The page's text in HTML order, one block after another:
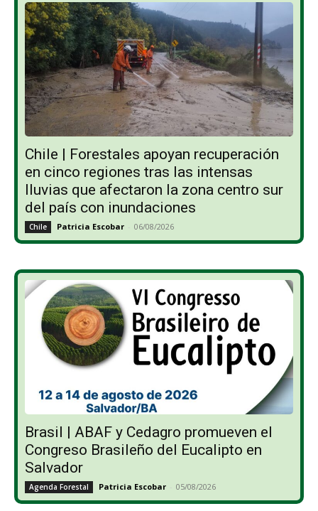
Chile | Forestales apoyan recuperación
en cinco regiones tras las intensas
lluvias que afectaron la zona centro sur
del país con inundaciones
Chile Patricia Escobar - 06/08/2026
Brasil | ABAF y Cedagro promueven el
Congreso Brasileño del Eucalipto en
Salvador
Agenda Forestal Patricia Escobar - 05/08/2026